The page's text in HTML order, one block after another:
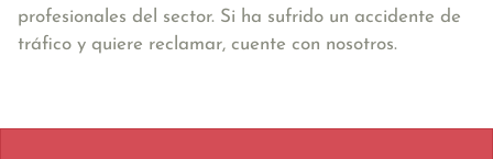
profesionales del sector. Si ha sufrido un accidente de
tráfico y quiere reclamar, cuente con nosotros.